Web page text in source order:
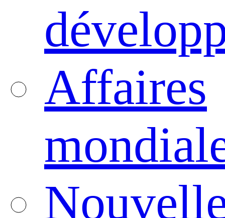
Affaires